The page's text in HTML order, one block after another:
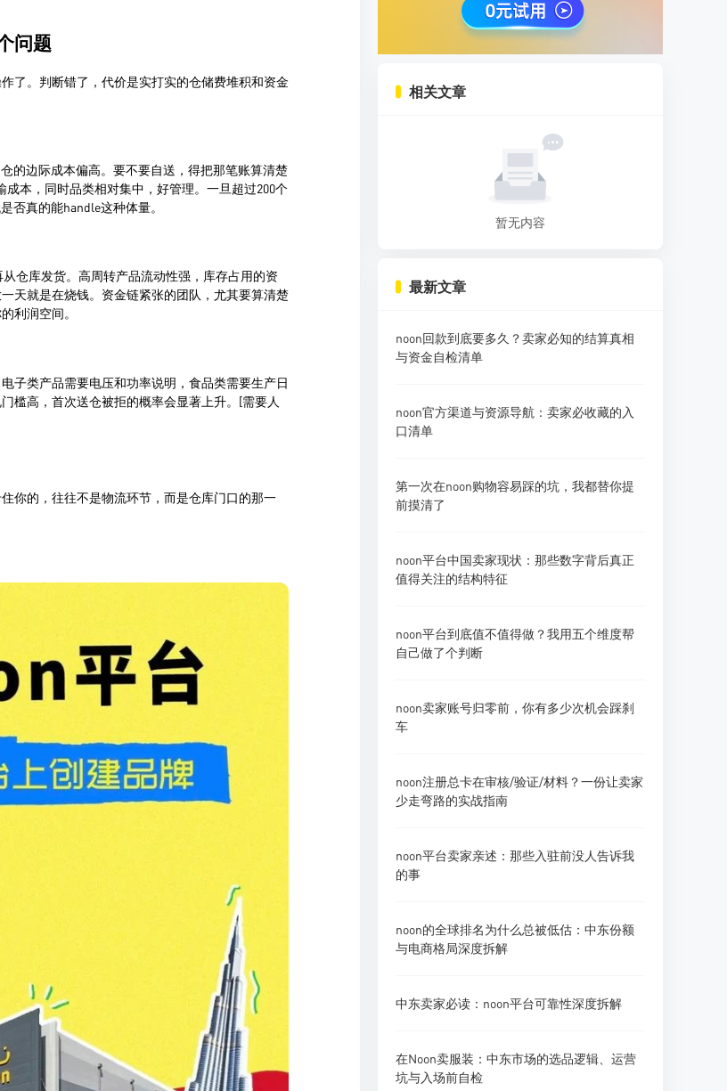
相关文章
暂无内容
最新文章
noon回款到底要多久？卖家必知的结算真相
与资金自检清单
noon官方渠道与资源导航：卖家必收藏的入
口清单
第一次在noon购物容易踩的坑，我都替你提
前摸清了
noon平台中国卖家现状：那些数字背后真正
值得关注的结构特征
noon平台到底值不值得做？我用五个维度帮
自己做了个判断
noon卖家账号归零前，你有多少次机会踩刹
车
noon注册总卡在审核/验证/材料？一份让卖家
少走弯路的实战指南
noon平台卖家亲述：那些入驻前没人告诉我
的事
noon的全球排名为什么总被低估：中东份额
与电商格局深度拆解
中东卖家必读：noon平台可靠性深度拆解
在Noon卖服装：中东市场的选品逻辑、运营
坑与入场前自检